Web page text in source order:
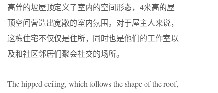
高耸的坡屋顶定义了室内的空间形态，4米高的屋
顶空间营造出宽敞的室内氛围。对于屋主人来说，
这栋住宅不仅仅是住所，同时也是他们的工作室以
及和社区邻居们聚会社交的场所。
The hipped ceiling, which follows the shape of the roof,